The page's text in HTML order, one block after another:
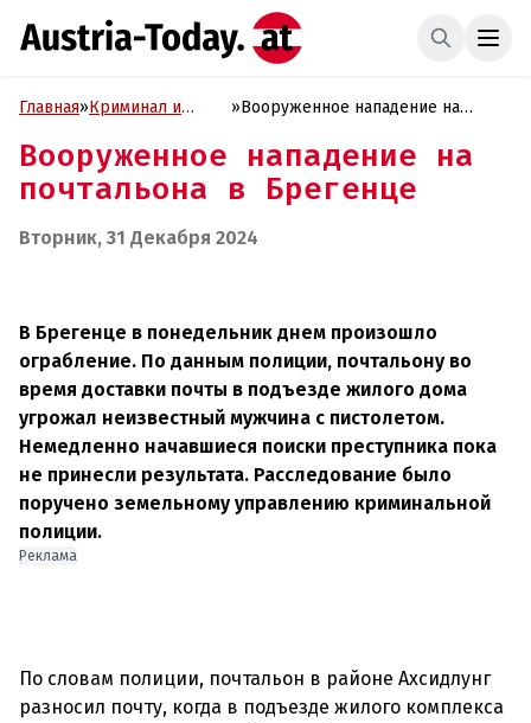
Главная»Криминал и
»Вооруженное нападение на
Вооруженное нападение на
почтальона в Брегенце
Вторник, 31 Декабря 2024
В Брегенце в понедельник днем произошло
ограбление. По данным полиции, почтальону во
время доставки почты в подъезде жилого дома
угрожал неизвестный мужчина с пистолетом.
Немедленно начавшиеся поиски преступника пока
не принесли результата. Расследование было
поручено земельному управлению криминальной
полиции.
Реклама
По словам полиции, почтальон в районе Ахсидлунг
разносил почту, когда в подъезде жилого комплекса